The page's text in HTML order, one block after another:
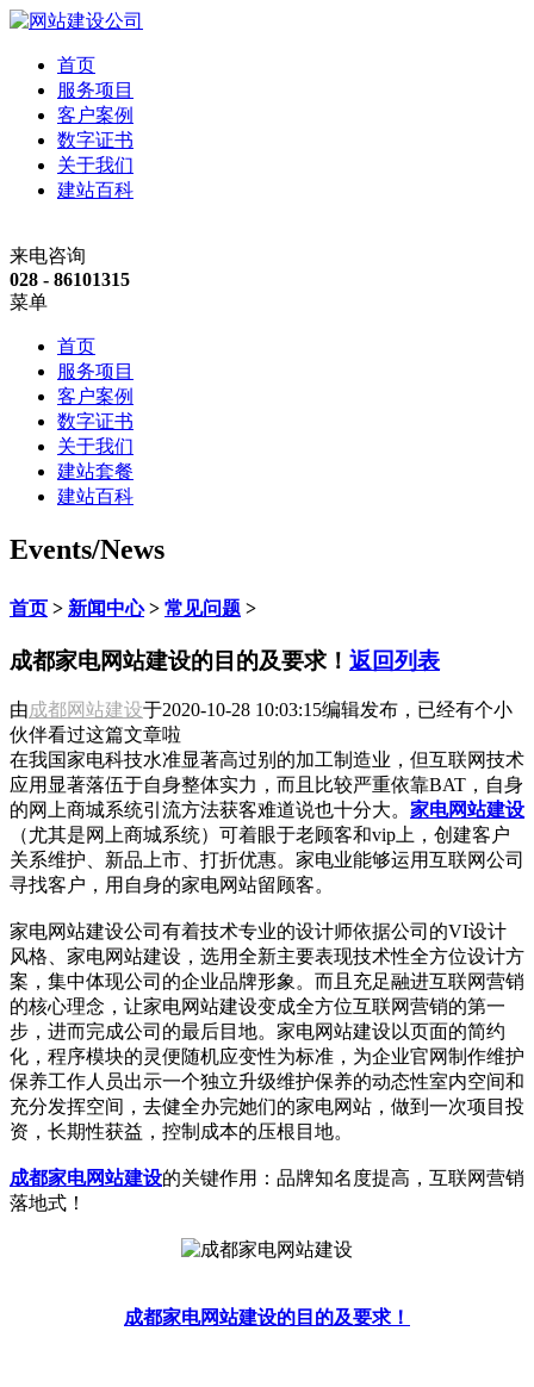
首页
服务项目
客户案例
数字证书
关于我们
建站百科
来电咨询
028 - 86101315
菜单
首页
服务项目
客户案例
数字证书
关于我们
建站套餐
建站百科
Events/News
首页 > 新闻中心> 常见问题 >
成都家电网站建设的目的及要求！ 返回列表
由成都网站建设于2020-10-28 10:03:15编辑发布，已经有个小
伙伴看过这篇文章啦
在我国家电科技水准显著高过别的加工制造业，但互联网技术
应用显著落伍于自身整体实力，而且比较严重依靠BAT，自身
的网上商城系统引流方法获客难道说也十分大。 家电网站建设
（尤其是网上商城系统）可着眼于老顾客和vip上，创建客户
关系维护、新品上市、打折优惠。家电业能够运用互联网公司
寻找客户，用自身的家电网站留顾客。
家电网站建设公司有着技术专业的设计师依据公司的VI设计
风格、家电网站建设，选用全新主要表现技术性全方位设计方
案，集中体现公司的企业品牌形象。而且充足融进互联网营销
的核心理念，让家电网站建设变成全方位互联网营销的第一
步，进而完成公司的最后目地。家电网站建设以页面的简约
化，程序模块的灵便随机应变性为标准，为企业官网制作维护
保养工作人员出示一个独立升级维护保养的动态性室内空间和
充分发挥空间，去健全办完她们的家电网站，做到一次项目投
资，长期性获益，控制成本的压根目地。
成都家电网站建设的关键作用：品牌知名度提高，互联网营销
落地式！
成都家电网站建设的目的及要求！